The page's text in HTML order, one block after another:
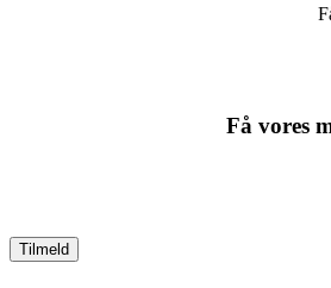
Få vores